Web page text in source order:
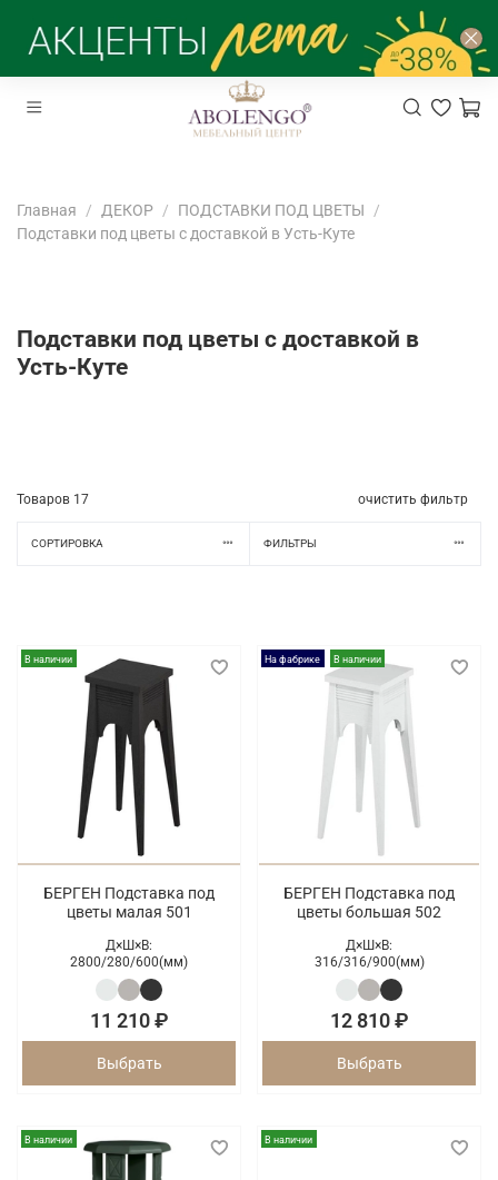
Главная ДЕКОР
ПОДСТАВКИ ПОД ЦВЕТЫ
Подставки под цветы с доставкой в Усть-Куте
Подставки под цветы с доставкой в
Усть-Куте
Товаров 17 очистить фильтр
СОРТИРОВКА ФИЛЬТРЫ
В наличии
БЕРГЕН Подставка под
цветы малая 501
Д×Ш×В:
2800/280/600(мм)
11 210 ₽
Выбрать
На фабрике В наличии
БЕРГЕН Подставка под
цветы большая 502
Д×Ш×В:
316/316/900(мм)
12 810 ₽
Выбрать
В наличии В наличии